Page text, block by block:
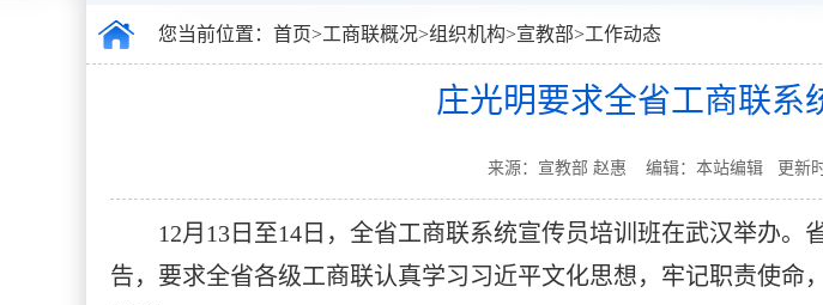
您当前位置： 首页>工商联概况>组织机构>宣教部>工作动态
庄光明要求全省工商联系
来源：宣教部 赵惠 编辑：本站编辑 更新时
12月13日至14日，全省工商联系统宣传员培训班在武汉举办
告，要求全省各级工商联认真学习习近平文化思想，牢记职责使